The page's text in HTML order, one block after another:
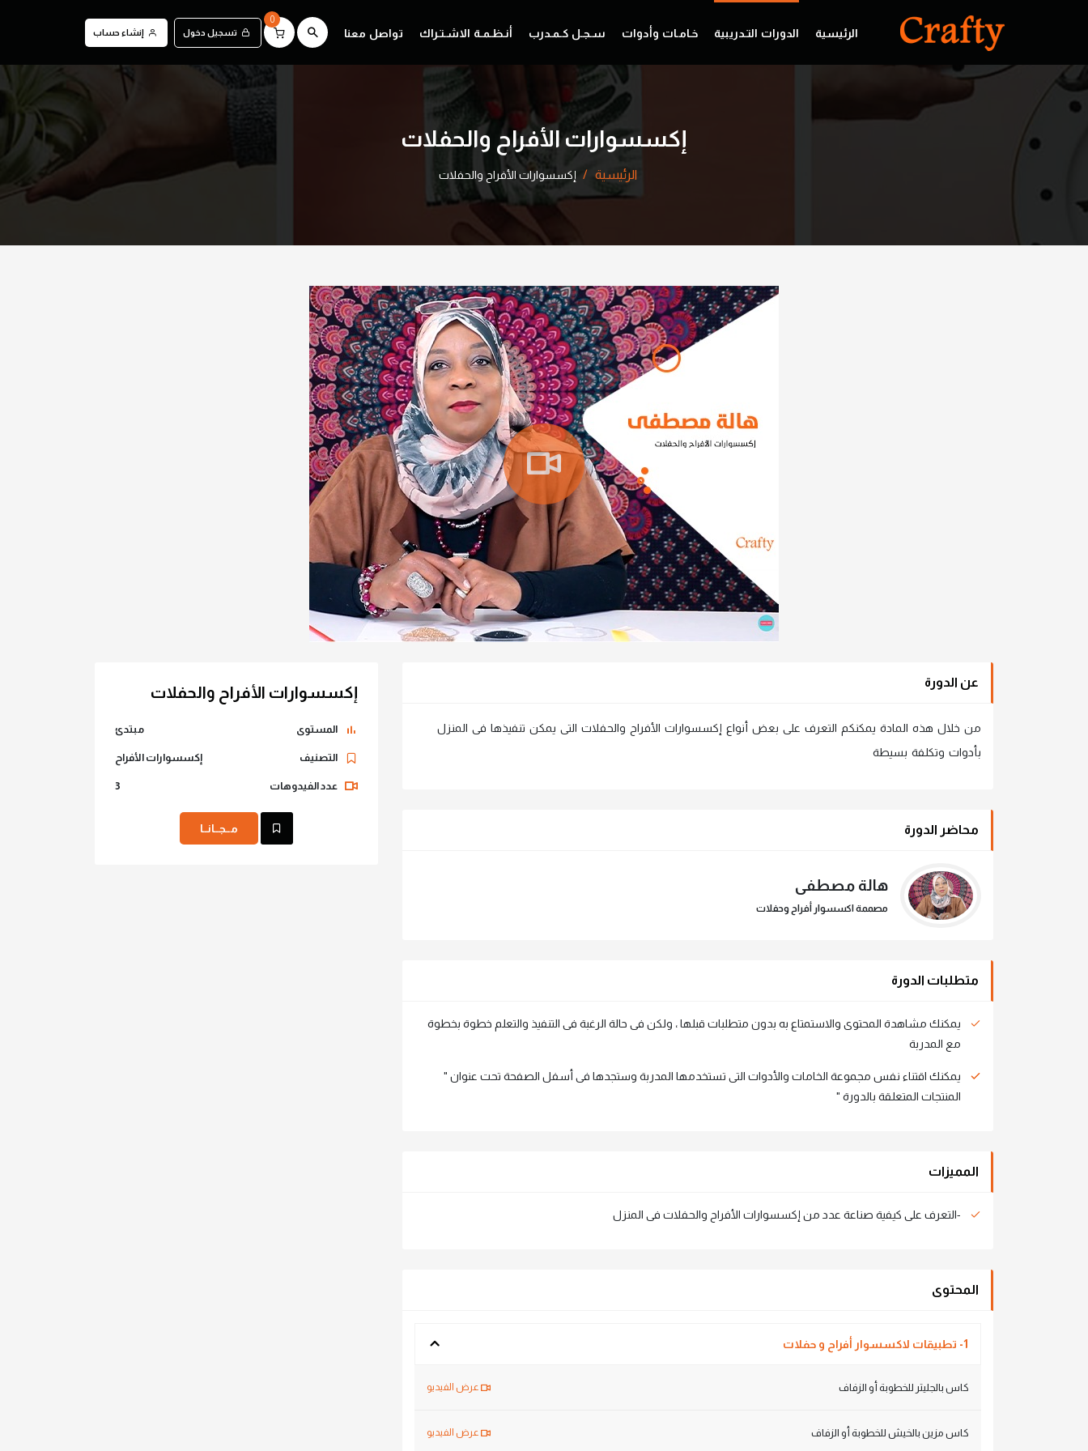
0
تسجيل دخول إنشاء حساب الرئيسية الدورات التـدريبية خـامـات وأدوات سـجـل كـمـدرب أنـظـمـة الاشـتـراك تواصل معنا
إكسسوارات الأفراح والحفلات
الرئيسية إكسسوارات الأفراح والحفلات
عن الدورة
من خلال هذه المادة يمكنكم التعرف على بعض أنواع إكسسوارات الأفراح والحفلات التى يمكن تنفيذها فى المنزل
بأدوات وتكلفة بسيطة
محاضر الدورة
هالة مصطفى
مصممة اكسسوار أفراح وحفلات
متطلبات الدورة
يمكنك مشاهدة المحتوى والاستمتاع به بدون متطلبات قبلها ، ولكن فى حالة الرغبة فى التنفيذ والتعلم خطوة بخطوة
مع المدربة
يمكنك اقتناء نفس مجموعة الخامات والأدوات التى تستخدمها المدربة وستجدها فى أسفل الصفحة تحت عنوان "
المنتجات المتعلقة بالدورة "
المميزات
-التعرف على كيفية صناعة عدد من إكسسوارات الأفراح والحفلات فى المنزل
المحتوى
1- تطبيقات لاكسسوار أفراح و حفلات
كاس بالجليتر للخطوبة أو الزفاف عرض الفيديو
كاس مزين بالخيش للخطوبة أو الزفاف عرض الفيديو
إكسسوارات الأفراح والحفلات
المستوى مبتدئ
التصنيف إكسسوارات الأفراح
عدد الفيدوهات 3
مــجــانــا